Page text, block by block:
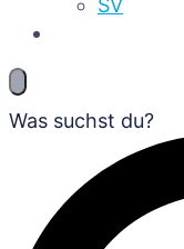
SV
Was suchst du?